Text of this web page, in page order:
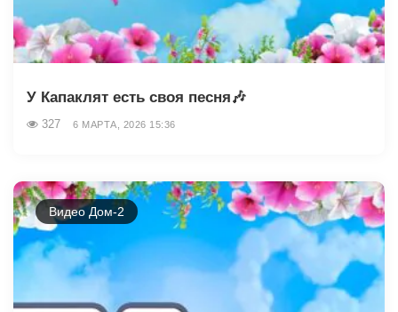
У Капаклят есть своя песня🎶
327 6 МАРТА, 2026 15:36
Видео Дом-2